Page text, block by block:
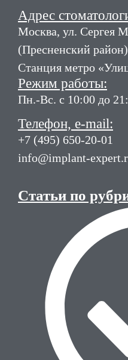
Адрес
Москва, ул. Сергея
(Пресненский район)
Станция метро
Режим работы:
Пн.-Вс. с 10:00 до
Телефон, e-mail:
+7 (495) 650-20-01
info@implant-
Статьи по